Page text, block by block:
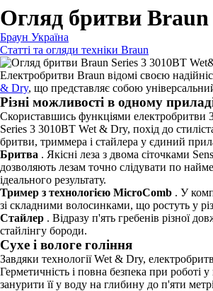
Огляд бритви
Браун Україна
Статті та огляди техніки Braun
Електробритви Braun відомі своєю
& Dry, що представляє собою
Різні можливості в одному
Скориставшись функціями електробритви
Series 3 3010BT Wet & Dry, похід до
бритви, триммера і стайлера у єдиний
Бритва . Якісні леза з двома сіточками
дозволяють лезам точно слідувати по
ідеального результату.
Тример з технологією MicroComb . У
зі складними волосинками, що ростуть у
Стайлер . Відразу п'ять гребенів різної
стайлінгу бороди.
Сухе і вологе гоління
Завдяки технології Wet & Dry,
Герметичність і повна безпека при
занурити її у воду на глибину до п'яти